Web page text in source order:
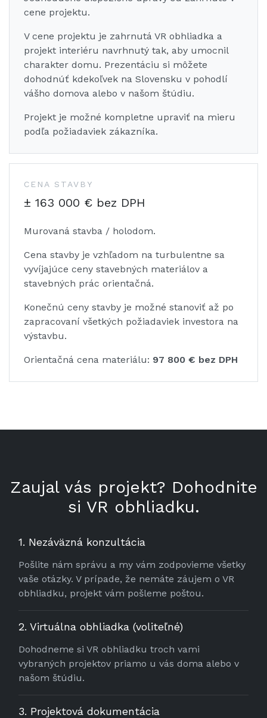
cene projektu.
V cene projektu je zahrnutá VR obhliadka a
projekt interiéru navrhnutý tak, aby umocnil
charakter domu. Prezentáciu si môžete
dohodnúť kdekoľvek na Slovensku v pohodlí
vášho domova alebo v našom štúdiu.
Projekt je možné kompletne upraviť na mieru
podľa požiadaviek zákazníka.
CENA STAVBY
± 163 000 € bez DPH
Murovaná stavba / holodom.
Cena stavby je vzhľadom na turbulentne sa
vyvíjajúce ceny stavebných materiálov a
stavebných prác orientačná.
Konečnú ceny stavby je možné stanoviť až po
zapracovaní všetkých požiadaviek investora na
výstavbu.
Orientačná cena materiálu: 97 800 € bez DPH
Zaujal vás projekt? Dohodnite
si VR obhliadku.
1. Nezáväzná konzultácia
Pošlite nám správu a my vám zodpovieme všetky
vaše otázky. V prípade, že nemáte záujem o VR
obhliadku, projekt vám pošleme poštou.
2. Virtuálna obhliadka (voliteľné)
Dohodneme si VR obhliadku troch vami
vybraných projektov priamo u vás doma alebo v
našom štúdiu.
3. Projektová dokumentácia